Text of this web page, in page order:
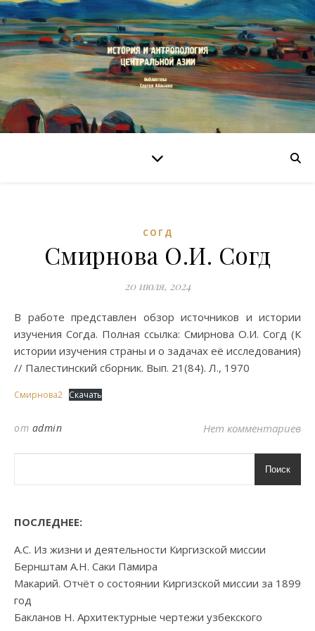
СОГД
Смирнова О.И. Согд
20 июля, 2024
В работе представлен обзор источников и истории
изучения Согда. Полная ссылка: Смирнова О.И. Согд (К
истории изучения страны и о задачах её исследования)
// Палестинский сборник. Вып. 21(84). Л., 1970
Смирнова2 Скачать
от admin Нет комментариев
Поиск
ПОСЛЕДНЕЕ:
А.С. Из жизни и деятельности Киргизской миссии
Бернштам А.Н. Саки Памира
Макарий. Отчёт о состоянии Киргизской миссии за 1899
год
Бакланов Н. Архитектурные чертежи узбекского